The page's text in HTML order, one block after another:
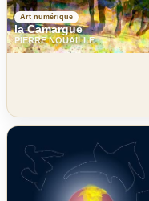
Art numérique
la Camargue
PIERRE NOUAILLE